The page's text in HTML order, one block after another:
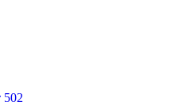
502